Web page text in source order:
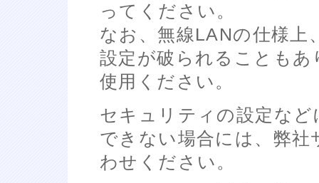
ってください。
なお、無線LANの仕様上
設定が破られることも
使用ください。
セキュリティの設定な
できない場合には、弊
わせください。